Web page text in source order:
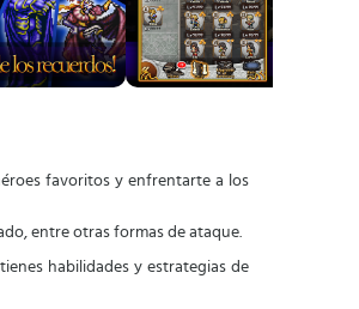
favoritos y enfrentarte a los
entre otras formas de ataque.
habilidades y estrategias de